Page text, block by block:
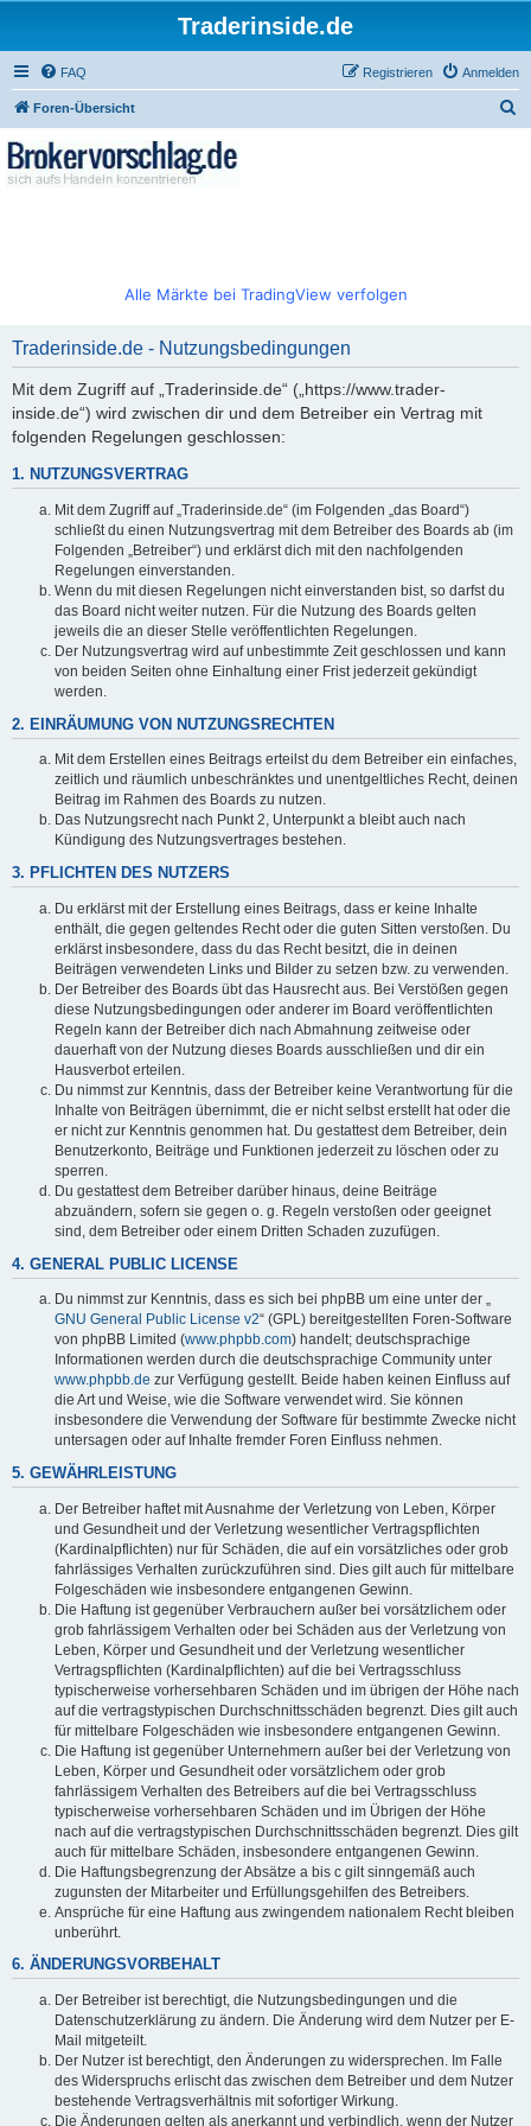
Traderinside.de
FAQ Anmelden
Registrieren
Foren-Übersicht
Alle Märkte bei TradingView verfolgen
Traderinside.de - Nutzungsbedingungen
Mit dem Zugriff auf „Traderinside.de“ („https://www.trader-
inside.de“) wird zwischen dir und dem Betreiber ein Vertrag mit
folgenden Regelungen geschlossen:
1. NUTZUNGSVERTRAG
Mit dem Zugriff auf „Traderinside.de“ (im Folgenden „das Board“)
schließt du einen Nutzungsvertrag mit dem Betreiber des Boards ab (im
Folgenden „Betreiber“) und erklärst dich mit den nachfolgenden
Regelungen einverstanden.
Wenn du mit diesen Regelungen nicht einverstanden bist, so darfst du
das Board nicht weiter nutzen. Für die Nutzung des Boards gelten
jeweils die an dieser Stelle veröffentlichten Regelungen.
Der Nutzungsvertrag wird auf unbestimmte Zeit geschlossen und kann
von beiden Seiten ohne Einhaltung einer Frist jederzeit gekündigt
werden.
2. EINRÄUMUNG VON NUTZUNGSRECHTEN
Mit dem Erstellen eines Beitrags erteilst du dem Betreiber ein einfaches,
zeitlich und räumlich unbeschränktes und unentgeltliches Recht, deinen
Beitrag im Rahmen des Boards zu nutzen.
Das Nutzungsrecht nach Punkt 2, Unterpunkt a bleibt auch nach
Kündigung des Nutzungsvertrages bestehen.
3. PFLICHTEN DES NUTZERS
Du erklärst mit der Erstellung eines Beitrags, dass er keine Inhalte
enthält, die gegen geltendes Recht oder die guten Sitten verstoßen. Du
erklärst insbesondere, dass du das Recht besitzt, die in deinen
Beiträgen verwendeten Links und Bilder zu setzen bzw. zu verwenden.
Der Betreiber des Boards übt das Hausrecht aus. Bei Verstößen gegen
diese Nutzungsbedingungen oder anderer im Board veröffentlichten
Regeln kann der Betreiber dich nach Abmahnung zeitweise oder
dauerhaft von der Nutzung dieses Boards ausschließen und dir ein
Hausverbot erteilen.
Du nimmst zur Kenntnis, dass der Betreiber keine Verantwortung für die
Inhalte von Beiträgen übernimmt, die er nicht selbst erstellt hat oder die
er nicht zur Kenntnis genommen hat. Du gestattest dem Betreiber, dein
Benutzerkonto, Beiträge und Funktionen jederzeit zu löschen oder zu
sperren.
Du gestattest dem Betreiber darüber hinaus, deine Beiträge
abzuändern, sofern sie gegen o. g. Regeln verstoßen oder geeignet
sind, dem Betreiber oder einem Dritten Schaden zuzufügen.
4. GENERAL PUBLIC LICENSE
Du nimmst zur Kenntnis, dass es sich bei phpBB um eine unter der „
GNU General Public License v2“ (GPL) bereitgestellten Foren-Software
von phpBB Limited (www.phpbb.com) handelt; deutschsprachige
Informationen werden durch die deutschsprachige Community unter
www.phpbb.de zur Verfügung gestellt. Beide haben keinen Einfluss auf
die Art und Weise, wie die Software verwendet wird. Sie können
insbesondere die Verwendung der Software für bestimmte Zwecke nicht
untersagen oder auf Inhalte fremder Foren Einfluss nehmen.
5. GEWÄHRLEISTUNG
Der Betreiber haftet mit Ausnahme der Verletzung von Leben, Körper
und Gesundheit und der Verletzung wesentlicher Vertragspflichten
(Kardinalpflichten) nur für Schäden, die auf ein vorsätzliches oder grob
fahrlässiges Verhalten zurückzuführen sind. Dies gilt auch für mittelbare
Folgeschäden wie insbesondere entgangenen Gewinn.
Die Haftung ist gegenüber Verbrauchern außer bei vorsätzlichem oder
grob fahrlässigem Verhalten oder bei Schäden aus der Verletzung von
Leben, Körper und Gesundheit und der Verletzung wesentlicher
Vertragspflichten (Kardinalpflichten) auf die bei Vertragsschluss
typischerweise vorhersehbaren Schäden und im übrigen der Höhe nach
auf die vertragstypischen Durchschnittsschäden begrenzt. Dies gilt auch
für mittelbare Folgeschäden wie insbesondere entgangenen Gewinn.
Die Haftung ist gegenüber Unternehmern außer bei der Verletzung von
Leben, Körper und Gesundheit oder vorsätzlichem oder grob
fahrlässigem Verhalten des Betreibers auf die bei Vertragsschluss
typischerweise vorhersehbaren Schäden und im Übrigen der Höhe
nach auf die vertragstypischen Durchschnittsschäden begrenzt. Dies gilt
auch für mittelbare Schäden, insbesondere entgangenen Gewinn.
Die Haftungsbegrenzung der Absätze a bis c gilt sinngemäß auch
zugunsten der Mitarbeiter und Erfüllungsgehilfen des Betreibers.
Ansprüche für eine Haftung aus zwingendem nationalem Recht bleiben
unberührt.
6. ÄNDERUNGSVORBEHALT
Der Betreiber ist berechtigt, die Nutzungsbedingungen und die
Datenschutzerklärung zu ändern. Die Änderung wird dem Nutzer per E-
Mail mitgeteilt.
Der Nutzer ist berechtigt, den Änderungen zu widersprechen. Im Falle
des Widerspruchs erlischt das zwischen dem Betreiber und dem Nutzer
bestehende Vertragsverhältnis mit sofortiger Wirkung.
Die Änderungen gelten als anerkannt und verbindlich, wenn der Nutzer